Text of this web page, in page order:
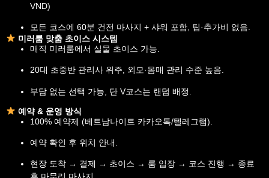
VND)
모든 코스에 60분 건전 마사지 + 샤워 포함, 팁·추가비 없음.
미러룸 맞춤 초이스 시스템
매직 미러룸에서 실물 초이스 가능.
20대 초중반 관리사 위주, 외모·몸매 관리 수준 높음.
부담 없는 선택 가능, 단 V코스는 랜덤 배정.
예약 & 운영 방식
100% 예약제 (베트남나이트 카카오톡/텔레그램).
예약 확인 후 위치 안내.
현장 도착 → 결제 → 초이스 → 룸 입장 → 코스 진행 → 종료